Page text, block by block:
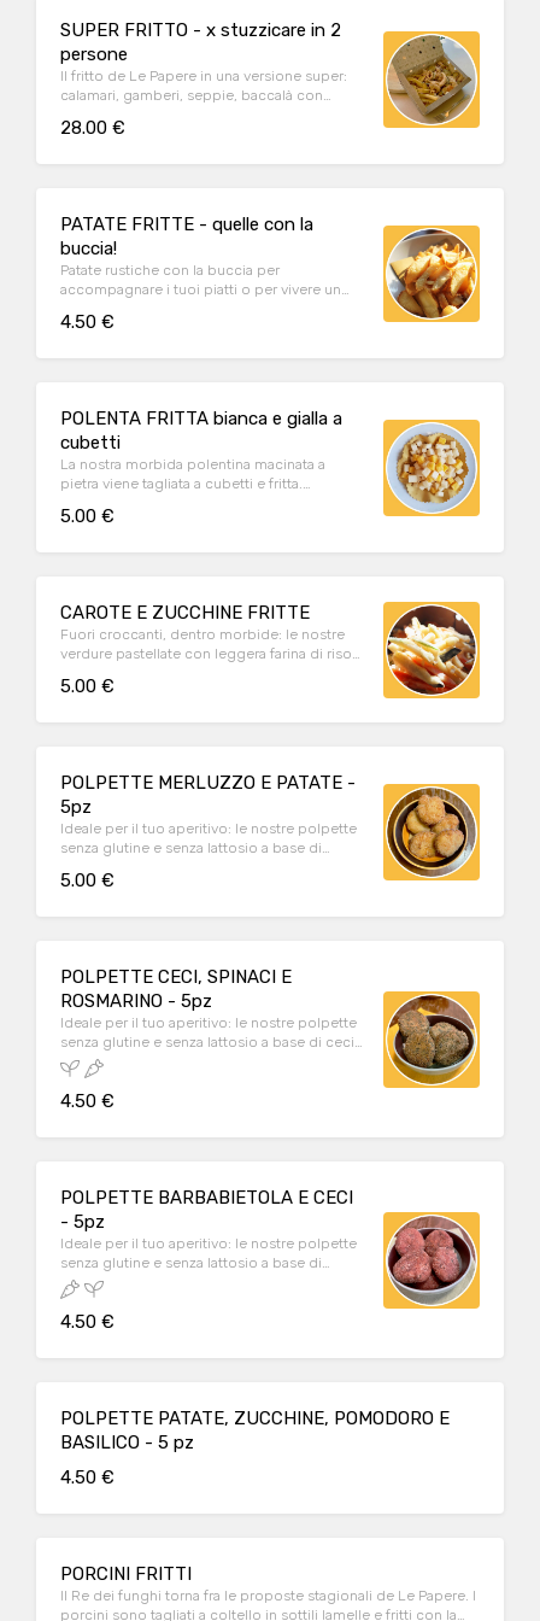
SUPER FRITTO - x stuzzicare in 2
persone
Il fritto de Le Papere in una versione super:
calamari, gamberi, seppie, baccalà con
bianca morbida. Ideale per un pranzo o una
28.00 €
PATATE FRITTE - quelle con la
buccia!
Patate rustiche con la buccia per
accompagnare i tuoi piatti o per vivere un
4.50 €
POLENTA FRITTA bianca e gialla a
cubetti
La nostra morbida polentina macinata a
pietra viene tagliata a cubetti e fritta.
un contorno alternativo!
5.00 €
CAROTE E ZUCCHINE FRITTE
Fuori croccanti, dentro morbide: le nostre
verdure pastellate con leggera farina di riso
5.00 €
POLPETTE MERLUZZO E PATATE -
5pz
Ideale per il tuo aperitivo: le nostre polpette
senza glutine e senza lattosio a base di
5.00 €
POLPETTE CECI, SPINACI E
ROSMARINO - 5pz
Ideale per il tuo aperitivo: le nostre polpette
senza glutine e senza lattosio a base di ceci,
spinaci e rosmarino (5 pz - VEGAN)
4.50 €
POLPETTE BARBABIETOLA E CECI
- 5pz
Ideale per il tuo aperitivo: le nostre polpette
senza glutine e senza lattosio a base di
barbabietola e ceci. (5 pz - VEGAN)
4.50 €
POLPETTE PATATE, ZUCCHINE, POMODORO E
BASILICO - 5 pz
4.50 €
PORCINI FRITTI
Il Re dei funghi torna fra le proposte stagionali de Le Papere. I
porcini sono tagliati a coltello in sottili lamelle e fritti con la